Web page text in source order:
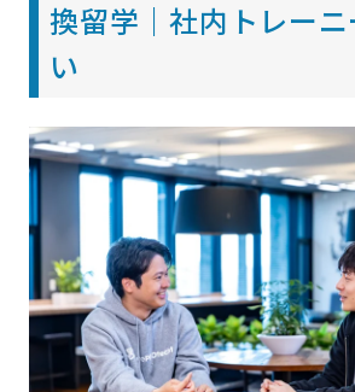
換留学｜社内トレー
い